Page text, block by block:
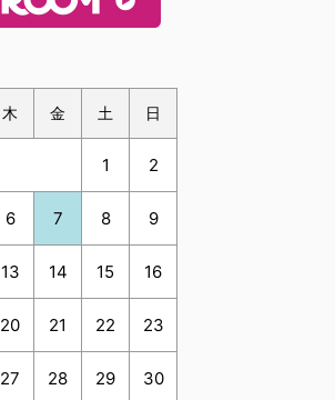
木 金 土 日
1 2
6 7 8 9
13 14 15 16
20 21 22 23
27 28 29 30